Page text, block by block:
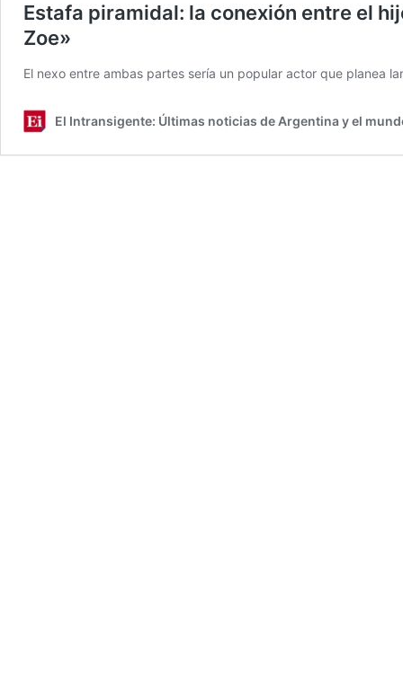
Estafa piramidal: la conexión entre el
Zoe»
El nexo entre ambas partes sería un popular actor que planea
El Intransigente: Últimas noticias de Argentina y el